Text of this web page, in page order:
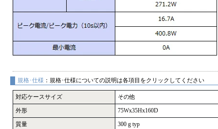
規格･仕様 ：規格･仕様についての説明は各項目をクリックしてください
対応ケースサイズ
その他
外形
75Wx35Hx160D
質量
300 g typ